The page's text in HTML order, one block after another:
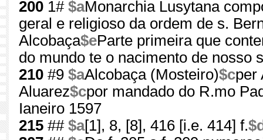
200 1# $aMonarchia Lusytana
geral e religioso da ordem de s.
Alcobaça$eParte primeira que
do mundo te o nacimento de nosso
210 #9 $aAlcobaça (Mosteiro)$cper
Aluarez$cpor mandado do R.mo
Ianeiro 1597
215 ## $a[1], 8, [8], 416 [i.e. 414] f.